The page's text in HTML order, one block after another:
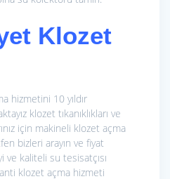
Klozet
hizmetini 10 yıldır
klozet tıkanıklıkları ve
için makineli klozet açma
bizleri arayın ve fiyat
ve kaliteli su tesisatçısı
klozet açma hizmeti